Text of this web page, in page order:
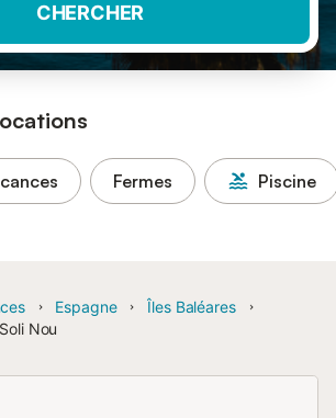
CHERCHER
Fermes Piscine
Espagne
Îles Baléares
Nou